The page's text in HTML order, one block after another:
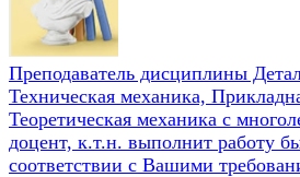
Преподаватель дисциплины
Техническая механика,
Теоретическая механика с
доцент, к.т.н. выполнит работу
соответствии с Вашими